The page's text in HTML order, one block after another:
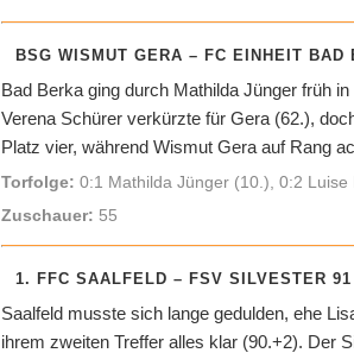
BSG WISMUT GERA – FC EINHEIT
Bad Berka ging durch Mathilda Jünger früh
Verena Schürer verkürzte für Gera (62.),
Platz vier, während Wismut Gera auf Rang
Torfolge: 0:1 Mathilda Jünger (10.), 0:2
Zuschauer: 55
1. FFC SAALFELD – FSV SILVESTER
Saalfeld musste sich lange gedulden, ehe
ihrem zweiten Treffer alles klar (90.+2). Der